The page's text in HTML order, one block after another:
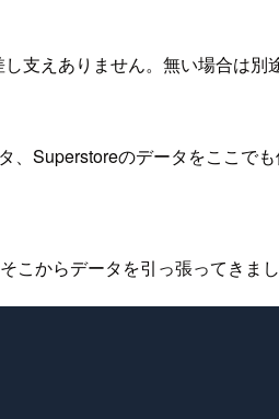
支えありません。無い場合は別
Superstoreのデータをここでも
こからデータを引っ張ってきま